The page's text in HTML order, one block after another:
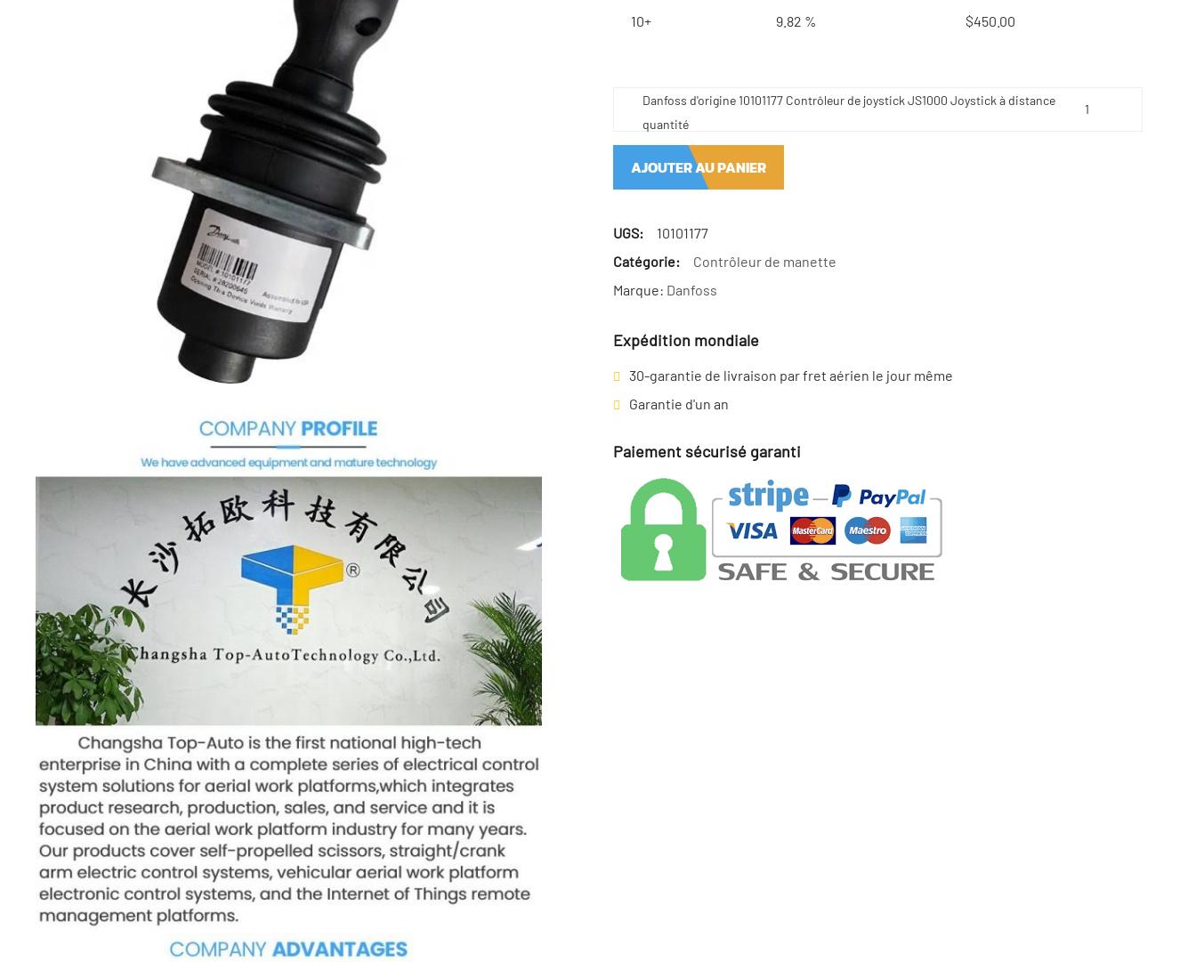
10+ 9.82 % $450.00
Danfoss d'origine 10101177 Contrôleur de joystick JS1000 Joystick à distance
quantité
AJOUTER AU PANIER
UGS:
10101177
Catégorie:
Contrôleur de manette
Marque: Danfoss
Expédition mondiale
30-garantie de livraison par fret aérien le jour même
Garantie d'un an
Paiement sécurisé garanti